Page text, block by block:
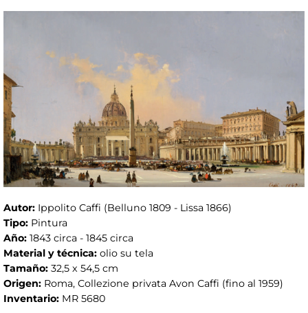
Autor: Ippolito Caffi (Belluno 1809 - Lissa 1866)
Tipo: Pintura
Año: 1843 circa - 1845 circa
Material y técnica: olio su tela
Tamaño: 32,5 x 54,5 cm
Origen: Roma, Collezione privata Avon Caffi (fino al 1959)
Inventario: MR 5680